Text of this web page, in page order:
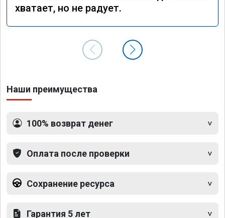
хватает, но не радует.
Наши преимущества
100% возврат денег
Оплата после проверки
Сохранение ресурса
Гарантия 5 лет